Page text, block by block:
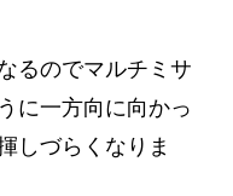
るのでマルチミサ
に一方向に向かっ
しづらくなりま